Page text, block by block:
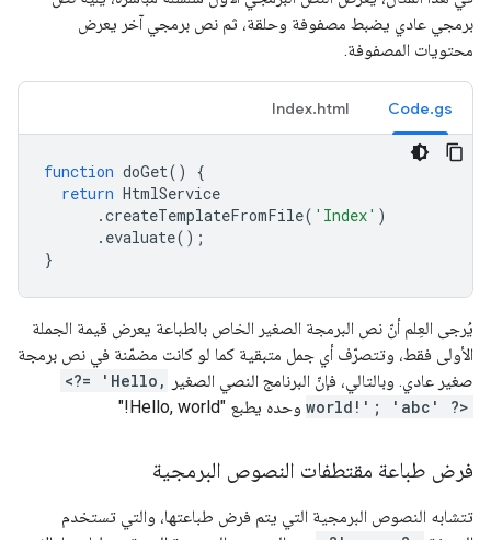
برمجي عادي يضبط مصفوفة وحلقة، ثم نص برمجي آخر يعرض
محتويات المصفوفة.
Code.gs
Index.html
function doGet()
{
return HtmlService
.createTemplateFromFile( 'Index' )
. evaluate();
}
يُرجى العِلم أنّ نص البرمجة الصغير الخاص بالطباعة يعرض قيمة الجملة
الأولى فقط، وتتصرّف أي جمل متبقية كما لو كانت مضمّنة في نص برمجة
صغير عادي. وبالتالي، فإنّ البرنامج النصي الصغير <?= 'Hello,
world!'; 'abc' ?> وحده يطبع "Hello, world!"
فرض طباعة مقتطفات النصوص البرمجية
تتشابه النصوص البرمجية التي يتم فرض طباعتها، والتي تستخدم